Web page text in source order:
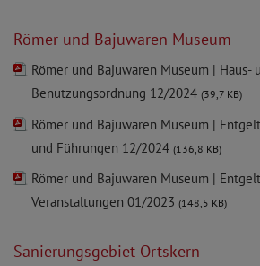
Römer und Bajuwaren Museum
Römer und Bajuwaren Museum | Haus-
Benutzungsordnung 12/2024 (39,7 KB)
Römer und Bajuwaren Museum |
und Führungen 12/2024 (136,8 KB)
Römer und Bajuwaren Museum |
Veranstaltungen 01/2023 (148,5 KB)
Sanierungsgebiet Ortskern